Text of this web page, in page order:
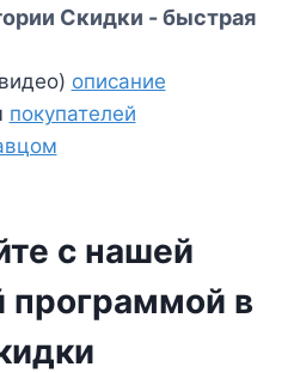
Скидки - быстрая
описание
покупателей
с нашей
программой в